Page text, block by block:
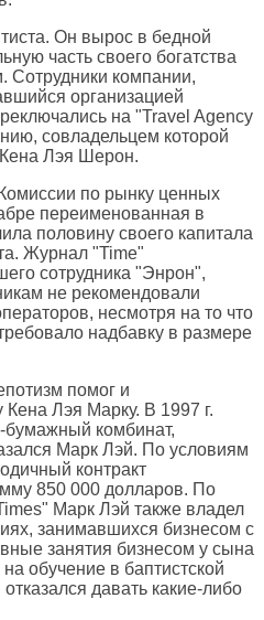
Он вырос в бедной
часть своего богатства
Сотрудники компании,
организацией
на "Travel Agency
совладельцем которой
Лэя Шерон.
по рынку ценных
переименованная в
половину своего капитала
Журнал "Time"
сотрудника "Энрон",
не рекомендовали
несмотря на то что
надбавку в размере
помог и
Кена Лэя Марку. В 1997 г.
комбинат,
Марк Лэй. По условиям
контракт
850 000 долларов. По
Марк Лэй также владел
занимавшихся бизнесом с
занятия бизнесом у сына
обучение в баптистской
давать какие-либо